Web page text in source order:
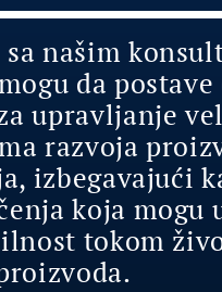
sa našim
da postave
upravljanje
razvoja
izbegavajući
koja mogu
tokom